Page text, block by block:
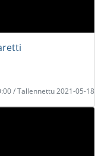
/ Tallennettu 2021-05-18